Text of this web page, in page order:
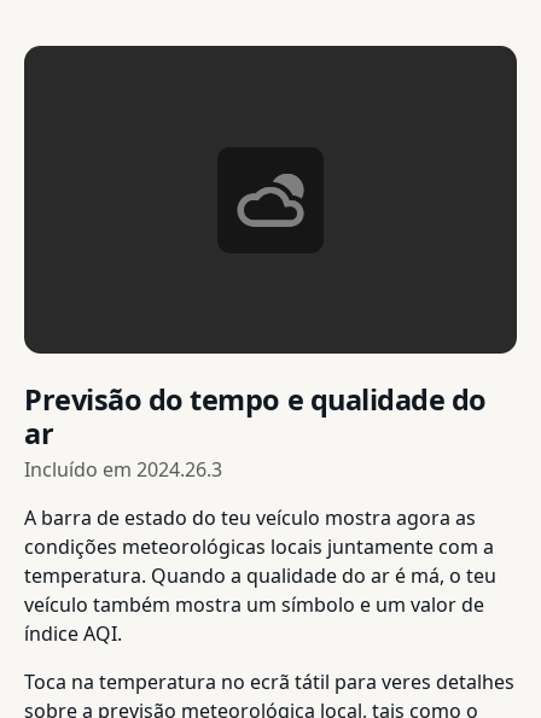
Previsão do tempo e qualidade do
ar
Incluído em 2024.26.3
A barra de estado do teu veículo mostra agora as
condições meteorológicas locais juntamente com a
temperatura. Quando a qualidade do ar é má, o teu
veículo também mostra um símbolo e um valor de
índice AQI.
Toca na temperatura no ecrã tátil para veres detalhes
sobre a previsão meteorológica local, tais como o